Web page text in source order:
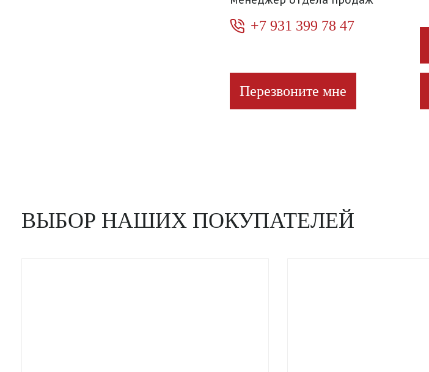
+7 931 399 78 47
Перезвоните мне
ВЫБОР НАШИХ ПОКУПАТЕЛЕЙ